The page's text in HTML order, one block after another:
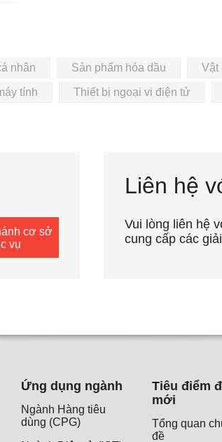
nhân Sản phẩm hóa dầu Vật
tính Thiết bị ngoại vi điện tử
cơ sở
vụ
Liên hệ
Vui lòng liên hệ
cung cấp các
Ứng dụng ngành
Ngành Hàng tiêu
dùng (CPG)
Tiêu điểm
mới
Tổng quan
đề